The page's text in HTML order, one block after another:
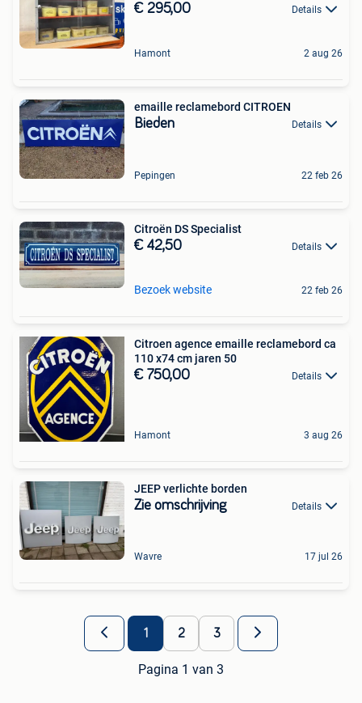
€ 295,00 Details
Hamont 2 aug 26
emaille reclamebord CITROEN
Bieden Details
Pepingen 22 feb 26
Citroën DS Specialist
€ 42,50 Details
Bezoek website 22 feb 26
Citroen agence emaille reclamebord ca
110 x74 cm jaren 50
€ 750,00 Details
Hamont 3 aug 26
JEEP verlichte borden
Zie omschrijving Details
Wavre 17 jul 26
1 2 3
Pagina 1 van 3